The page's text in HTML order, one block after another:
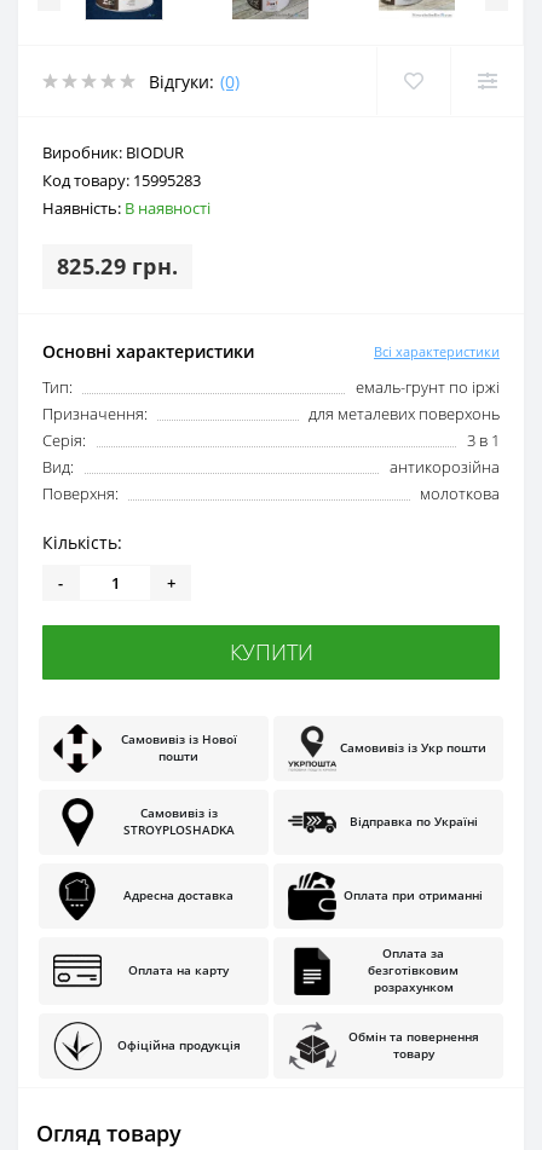
Відгуки: (0)
Виробник: BIODUR
Код товару: 15995283
Наявність: В наявності
825.29 грн.
Основні характеристики Всі характеристики
Тип:
емаль-грунт по іржі
Призначення:
для металевих поверхонь
Серія:
3 в 1
Вид:
антикорозійна
Поверхня:
молоткова
Кількість:
- +
КУПИТИ
Самовивіз із Нової
пошти
Самовивіз із Укр пошти
Самовивіз із
STROYPLOSHADKA
Відправка по Україні
Адресна доставка Оплата при отриманні
Оплата на карту
Оплата за
безготівковим
розрахунком
Офіційна продукція
Обмін та повернення
товару
Огляд товару